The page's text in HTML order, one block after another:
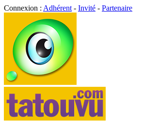
Connexion : Adhérent - Invité - Partenaire